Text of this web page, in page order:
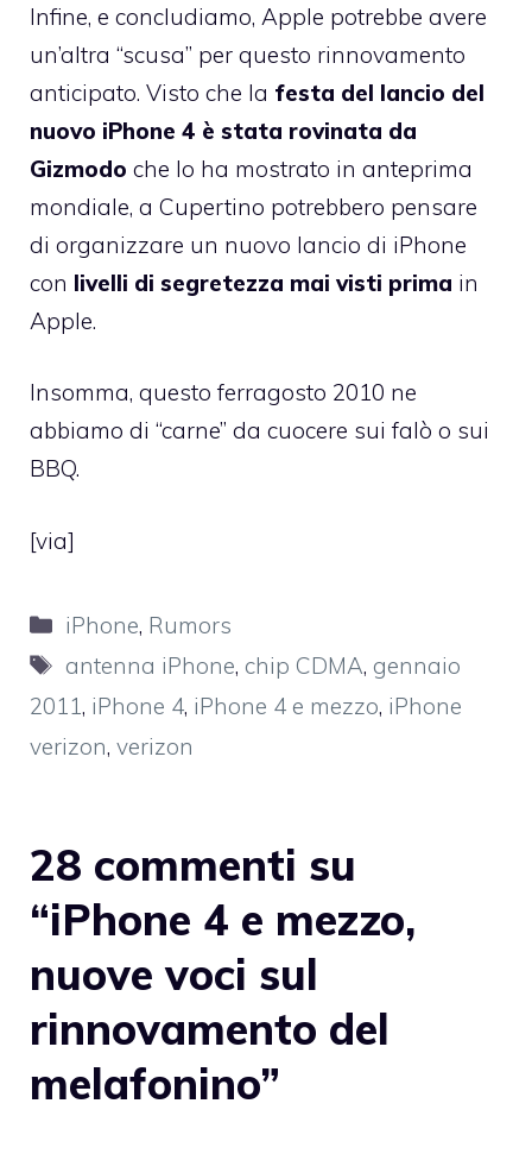
Infine, e concludiamo, Apple potrebbe avere
un’altra “scusa” per questo rinnovamento
anticipato. Visto che la festa del lancio del
nuovo iPhone 4 è stata rovinata da
Gizmodo che lo ha mostrato in anteprima
mondiale, a Cupertino potrebbero pensare
di organizzare un nuovo lancio di iPhone
con livelli di segretezza mai visti prima in
Apple.
Insomma, questo ferragosto 2010 ne
abbiamo di “carne” da cuocere sui falò o sui
BBQ.
[via]
Categorie
iPhone, Rumors
Tag
antenna iPhone, chip CDMA, gennaio
2011, iPhone 4, iPhone 4 e mezzo, iPhone
verizon, verizon
28 commenti su
“iPhone 4 e mezzo,
nuove voci sul
rinnovamento del
melafonino”